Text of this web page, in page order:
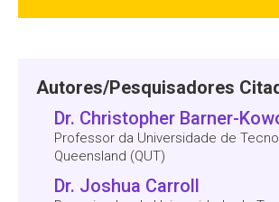
Autores/Pesquisadores
Dr. Christopher Barner-
Professor da Universidade de
Queensland (QUT)
Dr. Joshua Carroll